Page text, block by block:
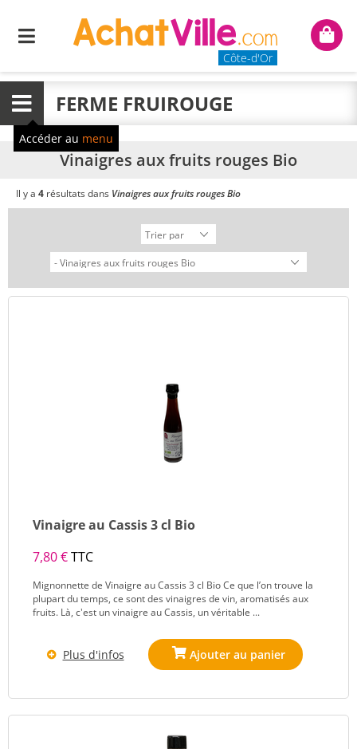
Menu
Côte-d'Or
Mon
Menu FERME FRUIROUGE
Accéder au menu
Vinaigres aux fruits rouges Bio
Il y a 4 résultats dans Vinaigres aux fruits rouges Bio
Vinaigre au Cassis 3 cl Bio
7,80 €TTC
Mignonnette de Vinaigre au Cassis 3 cl Bio Ce que l’on trouve la
plupart du temps, ce sont des vinaigres de vin, aromatisés aux
fruits. Là, c'est un vinaigre au Cassis, un véritable ...
Plus d'infos